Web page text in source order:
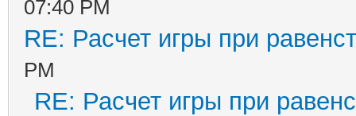
07:40 PM
RE: Расчет игры при
PM
RE: Расчет игры при